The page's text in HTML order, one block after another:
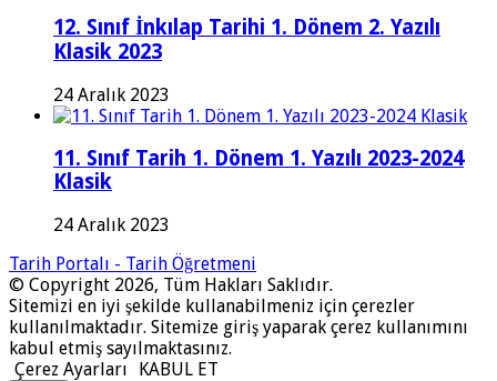
12. Sınıf İnkılap Tarihi 1. Dönem 2. Yazılı
Klasik 2023
24 Aralık 2023
11. Sınıf Tarih 1. Dönem 1. Yazılı 2023-2024
Klasik
24 Aralık 2023
Tarih Portalı - Tarih Öğretmeni
© Copyright 2026, Tüm Hakları Saklıdır.
Sitemizi en iyi şekilde kullanabilmeniz için çerezler
kullanılmaktadır. Sitemize giriş yaparak çerez kullanımını
kabul etmiş sayılmaktasınız.
Çerez Ayarları
KABUL ET